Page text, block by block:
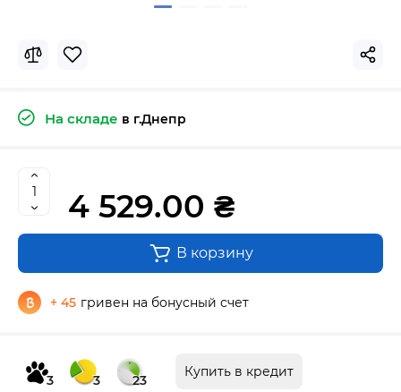
На складе в г.Днепр
4 529.00 ₴
В корзину
+ 45 гривен на бонусный счет
3 3 23
Купить в кредит